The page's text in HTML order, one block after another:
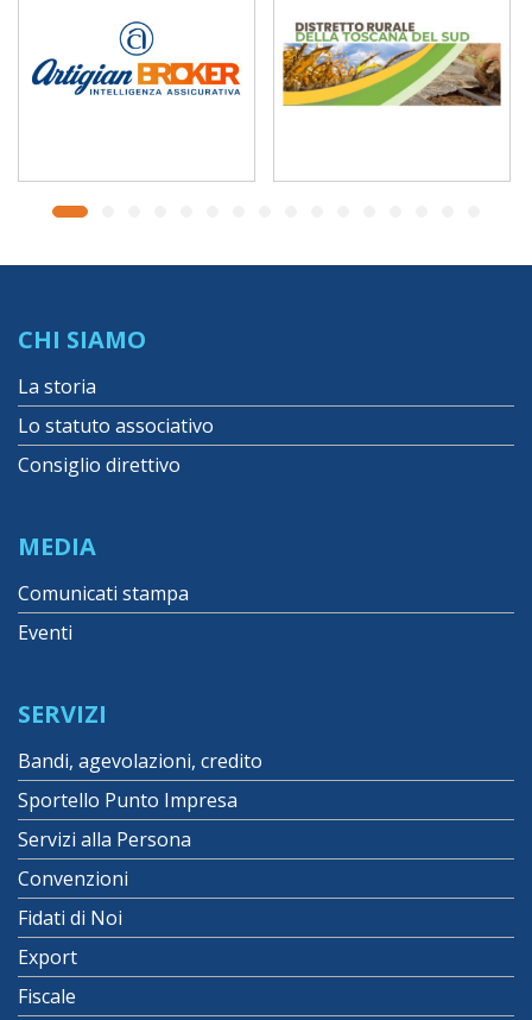
CHI SIAMO
La storia
Lo statuto associativo
Consiglio direttivo
MEDIA
Comunicati stampa
Eventi
SERVIZI
Bandi, agevolazioni, credito
Sportello Punto Impresa
Servizi alla Persona
Convenzioni
Fidati di Noi
Export
Fiscale